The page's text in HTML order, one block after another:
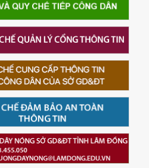
Góp ý dự thảo Quyết
định quy định chức
năng, nhiệm vụ, quyền